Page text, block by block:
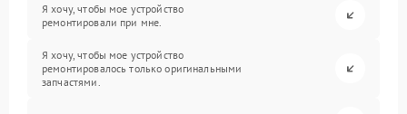
Я хочу, чтобы мое устройство
ремонтировали при мне.
Я хочу, чтобы мое устройство
ремонтировалось только оригинальными
запчастями.